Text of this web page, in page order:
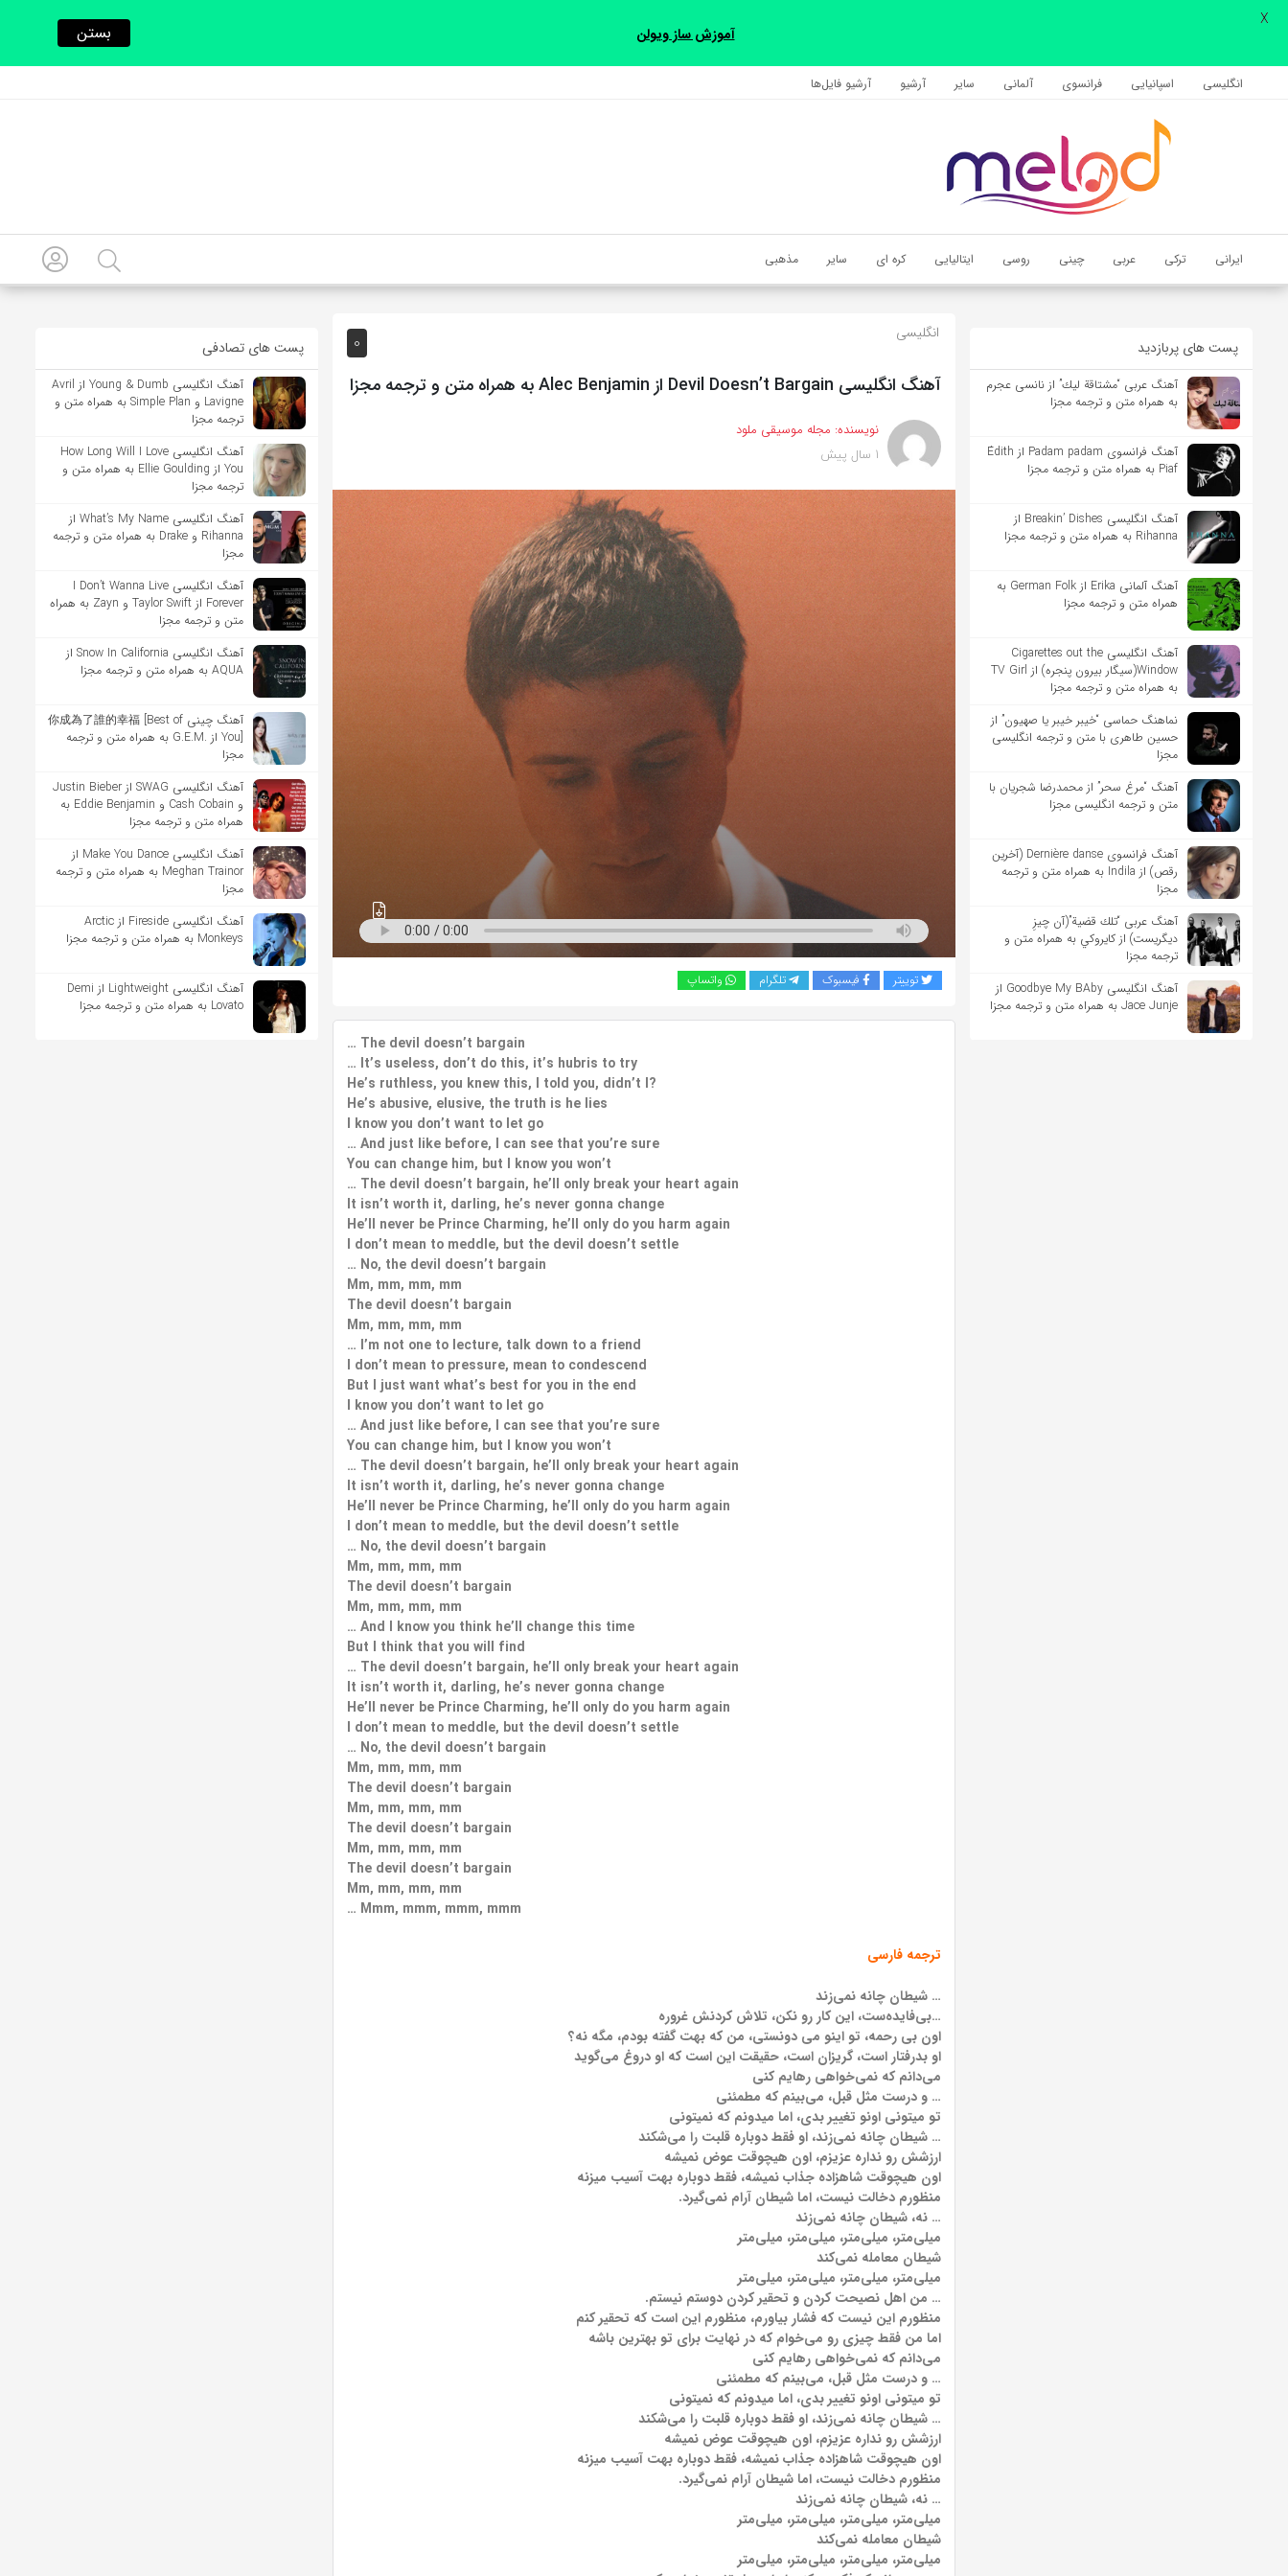
انگلیسی اسپانیایی فرانسوی آلمانی سایر آرشیو آرشیو فایل‌‎ها
ایرانی ترکی عربی چینی روسی ایتالیایی کره ای سایر مذهبی
اشتراک گذاری
با استفاده از روش‌های زیر می‌توانید این صفحه را با دوستان خود به
کپی لینک
پست های پربازدید
آهنگ عربی “مشتاقة لیك” از نانسی عجرم
به همراه متن و ترجمه مجزا
آهنگ فرانسوی Padam padam از Édith
Piaf به همراه متن و ترجمه مجزا
آهنگ انگلیسی Breakin’ Dishes از
Rihanna به همراه متن و ترجمه مجزا
آهنگ آلمانی Erika از German Folk به
همراه متن و ترجمه مجزا
آهنگ انگلیسی Cigarettes out the
Window(سیگار بیرون پنجره) از TV Girl
به همراه متن و ترجمه مجزا
نماهنگ حماسی “خیبر خیبر یا صهیون” از
حسین طاهری با متن و ترجمه انگلیسی
مجزا
آهنگ “مرغ سحر” از محمدرضا شجریان با
متن و ترجمه انگلیسی مجزا
آهنگ فرانسوی Dernière danse (آخرین
رقص) از Indila به همراه متن و ترجمه
مجزا
آهنگ عربی “تلك قضية”(آن چیزِ
دیگریست) از كايروكي به همراه متن و
ترجمه مجزا
آهنگ انگلیسی Goodbye My BAby از
Jace Junje به همراه متن و ترجمه مجزا
0 انگلیسی
آهنگ انگلیسی Devil Doesn’t Bargain از Alec Benjamin به همراه متن و ترجمه مجزا
نویسنده: مجله موسیقی ملود
1 سال پیش
توییتر فیسبوک تلگرام واتساپ
… The devil doesn’t bargain
… It’s useless, don’t do this, it’s hubris to try
He’s ruthless, you knew this, I told you, didn’t I?
He’s abusive, elusive, the truth is he lies
I know you don’t want to let go
… And just like before, I can see that you’re sure
You can change him, but I know you won’t
… The devil doesn’t bargain, he’ll only break your heart again
It isn’t worth it, darling, he’s never gonna change
He’ll never be Prince Charming, he’ll only do you harm again
I don’t mean to meddle, but the devil doesn’t settle
… No, the devil doesn’t bargain
Mm, mm, mm, mm
The devil doesn’t bargain
Mm, mm, mm, mm
… I’m not one to lecture, talk down to a friend
I don’t mean to pressure, mean to condescend
But I just want what’s best for you in the end
I know you don’t want to let go
… And just like before, I can see that you’re sure
You can change him, but I know you won’t
… The devil doesn’t bargain, he’ll only break your heart again
It isn’t worth it, darling, he’s never gonna change
He’ll never be Prince Charming, he’ll only do you harm again
I don’t mean to meddle, but the devil doesn’t settle
… No, the devil doesn’t bargain
Mm, mm, mm, mm
The devil doesn’t bargain
Mm, mm, mm, mm
… And I know you think he’ll change this time
But I think that you will find
… The devil doesn’t bargain, he’ll only break your heart again
It isn’t worth it, darling, he’s never gonna change
He’ll never be Prince Charming, he’ll only do you harm again
I don’t mean to meddle, but the devil doesn’t settle
… No, the devil doesn’t bargain
Mm, mm, mm, mm
The devil doesn’t bargain
Mm, mm, mm, mm
The devil doesn’t bargain
Mm, mm, mm, mm
The devil doesn’t bargain
Mm, mm, mm, mm
… Mmm, mmm, mmm, mmm
ترجمه فارسی
… شیطان چانه نمی‌زند
…بی‌فایده‌ست، این کار رو نکن، تلاش کردنش غروره
اون بی رحمه، تو اینو می دونستی، من که بهت گفته بودم، مگه نه؟
او بدرفتار است، گریزان است، حقیقت این است که او دروغ می‌گوید
می‌دانم که نمی‌خواهی رهایم کنی
… و درست مثل قبل، می‌بینم که مطمئنی
تو میتونی اونو تغییر بدی، اما میدونم که نمیتونی
… شیطان چانه نمی‌زند، او فقط دوباره قلبت را می‌شکند
ارزشش رو نداره عزیزم، اون هیچوقت عوض نمیشه
اون هیچوقت شاهزاده جذاب نمیشه، فقط دوباره بهت آسیب میزنه
منظورم دخالت نیست، اما شیطان آرام نمی‌گیرد.
… نه، شیطان چانه نمی‌زند
میلی‌متر، میلی‌متر، میلی‌متر، میلی‌متر
شیطان معامله نمی‌کند
میلی‌متر، میلی‌متر، میلی‌متر، میلی‌متر
… من اهل نصیحت کردن و تحقیر کردن دوستم نیستم.
منظورم این نیست که فشار بیاورم، منظورم این است که تحقیر کنم
اما من فقط چیزی رو می‌خوام که در نهایت برای تو بهترین باشه
می‌دانم که نمی‌خواهی رهایم کنی
… و درست مثل قبل، می‌بینم که مطمئنی
تو میتونی اونو تغییر بدی، اما میدونم که نمیتونی
… شیطان چانه نمی‌زند، او فقط دوباره قلبت را می‌شکند
ارزشش رو نداره عزیزم، اون هیچوقت عوض نمیشه
اون هیچوقت شاهزاده جذاب نمیشه، فقط دوباره بهت آسیب میزنه
منظورم دخالت نیست، اما شیطان آرام نمی‌گیرد.
… نه، شیطان چانه نمی‌زند
میلی‌متر، میلی‌متر، میلی‌متر، میلی‌متر
شیطان معامله نمی‌کند
میلی‌متر، میلی‌متر، میلی‌متر، میلی‌متر
پست های تصادفی
آهنگ انگلیسی Young & Dumb از Avril
Lavigne و Simple Plan به همراه متن و
ترجمه مجزا
آهنگ انگلیسی How Long Will I Love
You از Ellie Goulding به همراه متن و
ترجمه مجزا
آهنگ انگلیسی What’s My Name از
Rihanna و Drake به همراه متن و ترجمه
مجزا
آهنگ انگلیسی I Don’t Wanna Live
Forever از Taylor Swift و Zayn به همراه
متن و ترجمه مجزا
آهنگ انگلیسی Snow In California از
AQUA به همراه متن و ترجمه مجزا
آهنگ چینی 你成為了誰的幸福 [Best of
You] از .G.E.M به همراه متن و ترجمه
مجزا
آهنگ انگلیسی SWAG از Justin Bieber
و Cash Cobain و Eddie Benjamin به
همراه متن و ترجمه مجزا
آهنگ انگلیسی Make You Dance از
Meghan Trainor به همراه متن و ترجمه
مجزا
آهنگ انگلیسی Fireside از Arctic
Monkeys به همراه متن و ترجمه مجزا
آهنگ انگلیسی Lightweight از Demi
Lovato به همراه متن و ترجمه مجزا
آموزش ساز ویولن بستن
X